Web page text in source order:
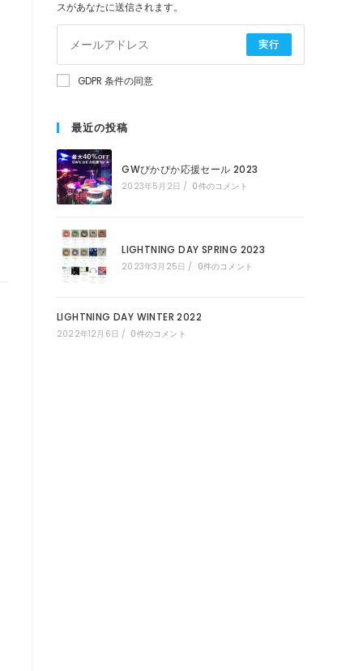
索
スがあなたに送信されます。
実行
GDPR 条件の同意
最近の投稿
GWぴかぴか応援セール 2023
2023年5月2日 / 0件のコメント
LIGHTNING DAY SPRING 2023
2023年3月25日 / 0件のコメント
LIGHTNING DAY WINTER 2022
2022年12月6日 / 0件のコメント